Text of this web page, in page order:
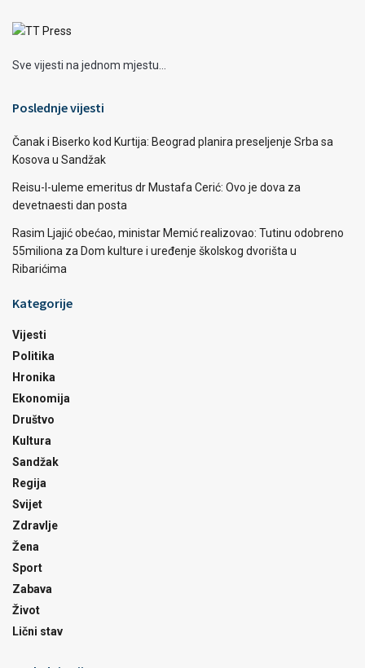
Sve vijesti na jednom mjestu...
Poslednje vijesti
Čanak i Biserko kod Kurtija: Beograd planira preseljenje Srba sa
Kosova u Sandžak
Reisu-l-uleme emeritus dr Mustafa Cerić: Ovo je dova za
devetnaesti dan posta
Rasim Ljajić obećao, ministar Memić realizovao: Tutinu odobreno
55miliona za Dom kulture i uređenje školskog dvorišta u
Ribarićima
Kategorije
Vijesti
Politika
Hronika
Ekonomija
Društvo
Kultura
Sandžak
Regija
Svijet
Zdravlje
Žena
Sport
Zabava
Život
Lični stav